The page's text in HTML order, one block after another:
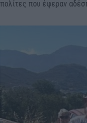
πολίτες που έφεραν